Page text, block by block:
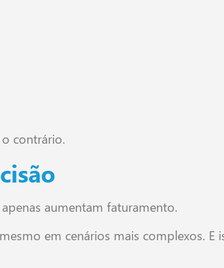
contrário.
aumentam faturamento.
em cenários mais complexos. E